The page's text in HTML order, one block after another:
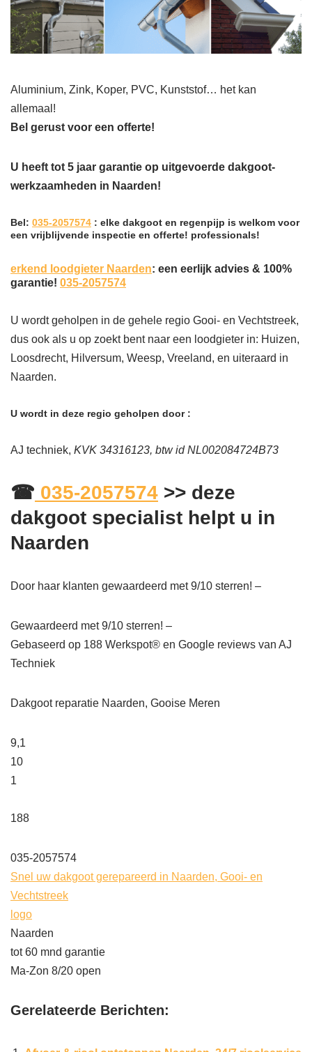
Aluminium, Zink, Koper, PVC, Kunststof… het kan
allemaal!
Bel gerust voor een offerte!
U heeft tot 5 jaar garantie op uitgevoerde dakgoot-
werkzaamheden in Naarden!
Bel: 035-2057574 : elke dakgoot en regenpijp is welkom voor
een vrijblijvende inspectie en offerte! professionals!
erkend loodgieter Naarden: een eerlijk advies & 100%
garantie! 035-2057574
U wordt geholpen in de gehele regio Gooi- en Vechtstreek,
dus ook als u op zoekt bent naar een loodgieter in: Huizen,
Loosdrecht, Hilversum, Weesp, Vreeland, en uiteraard in
Naarden.
U wordt in deze regio geholpen door :
AJ techniek, KVK 34316123, btw id NL002084724B73
☎ 035-2057574 >> deze
dakgoot specialist helpt u in
Naarden
Door haar klanten gewaardeerd met 9/10 sterren! –
Gewaardeerd met 9/10 sterren! –
Gebaseerd op 188 Werkspot® en Google reviews van AJ
Techniek
Dakgoot reparatie Naarden, Gooise Meren
9,1
10
1
188
035-2057574
Snel uw dakgoot gerepareerd in Naarden, Gooi- en
Vechtstreek
logo
Naarden
tot 60 mnd garantie
Ma-Zon 8/20 open
Gerelateerde Berichten: